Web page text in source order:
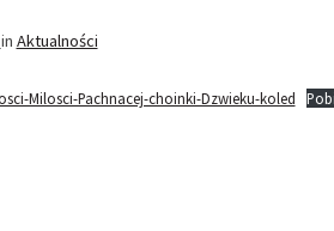
in Aktualności
Milosci-Pachnacej-choinki-Dzwieku-koled